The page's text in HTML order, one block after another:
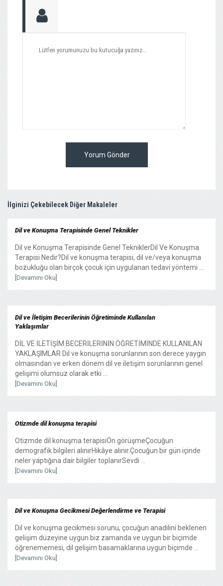
Yorum Gönder
İlginizi Çekebilecek Diğer Makaleler
Dil ve Konuşma Terapisinde Genel Teknikler
Dil ve Konuşma Terapisinde Genel TekniklerDil Ve Konuşma
Terapisi Nedir?Dil ve konuşma terapisi, dil ve/veya konuşma
bozukluğu olan birçok çocuk için uygulanan tedavi yöntemi ...
[Devamını Oku]
Dil ve İletişim Becerilerinin Öğretiminde Kullanılan
Yaklaşımlar
DİL VE İLETİŞİM BECERİLERİNİN ÖĞRETİMİNDE KULLANILAN
YAKLAŞIMLAR Dil ve konuşma sorunlarının son derece yaygın
olmasından ve erken dönem dil ve iletişim sorunlarının genel
gelişimi olumsuz olarak etki ...
[Devamını Oku]
Otizmde dil konuşma terapisi
Otizmde dil konuşma terapisiÖn görüşmeÇocuğun
demografik bilgileri alınırHikâye alınır.Çocuğun bir gün içinde
neler yaptığına dair bilgiler toplanırSevdi ...
[Devamını Oku]
Dil ve Konuşma Gecikmesi Değerlendirme ve Terapisi
Dil ve konuşma gecikmesi sorunu, çocuğun anadilini beklenen
gelişim düzeyine uygun biz zamanda ve uygun bir biçimde
öğrenememesi, dil gelişim basamaklarına uygun biçimde ...
[Devamını Oku]